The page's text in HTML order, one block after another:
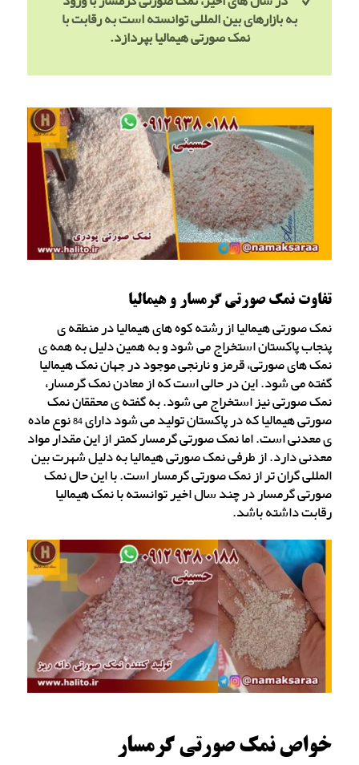
به بازارهای بین المللی توانسته است به رقابت با
نمک صورتی هیمالیا بپردازد.
تفاوت نمک صورتی گرمسار و هیمالیا
نمک صورتی هیمالیا از رشته کوه های هیمالیا در منطقه ی
پنجاب پاکستان استخراج می شود و به همین دلیل به همه ی
نمک های صورتی، قرمز و نارنجی موجود در جهان نمک هیمالیا
گفته می شود. این در حالی است که از معادن نمک گرمسار،
نمک صورتی نیز استخراج می شود. به گفته ی محققان نمک
صورتی هیمالیا که در پاکستان تولید می شود دارای 84 نوع ماده
ی معدنی است. اما نمک صورتی گرمسار کمتر از این مقدار مواد
معدنی دارد. از طرفی نمک صورتی هیمالیا به دلیل شهرت بین
المللی گران تر از نمک صورتی گرمسار است. با این حال نمک
صورتی گرمسار در چند سال اخیر توانسته با نمک هیمالیا
رقابت داشته باشد.
خواص نمک صورتی گرمسار